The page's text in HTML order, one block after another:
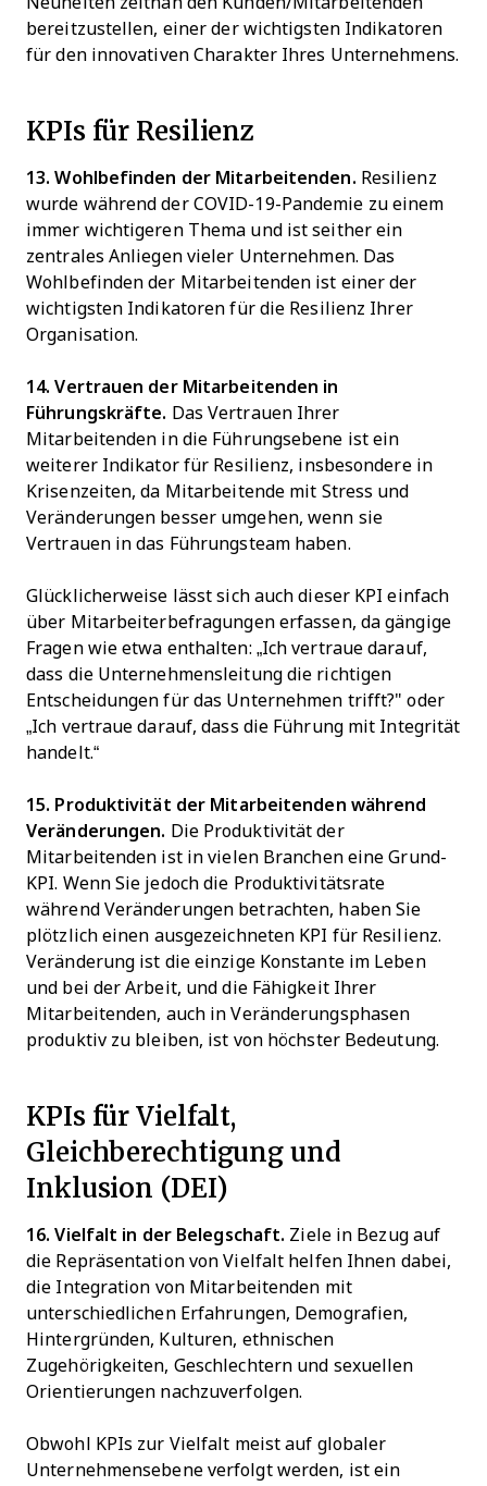
bereitzustellen, einer der wichtigsten Indikatoren
für den innovativen Charakter Ihres Unternehmens.
KPIs für Resilienz
13. Wohlbefinden der Mitarbeitenden. Resilienz
wurde während der COVID-19-Pandemie zu einem
immer wichtigeren Thema und ist seither ein
zentrales Anliegen vieler Unternehmen. Das
Wohlbefinden der Mitarbeitenden ist einer der
wichtigsten Indikatoren für die Resilienz Ihrer
Organisation.
14. Vertrauen der Mitarbeitenden in
Führungskräfte. Das Vertrauen Ihrer
Mitarbeitenden in die Führungsebene ist ein
weiterer Indikator für Resilienz, insbesondere in
Krisenzeiten, da Mitarbeitende mit Stress und
Veränderungen besser umgehen, wenn sie
Vertrauen in das Führungsteam haben.
Glücklicherweise lässt sich auch dieser KPI einfach
über Mitarbeiterbefragungen erfassen, da gängige
Fragen wie etwa enthalten: „Ich vertraue darauf,
dass die Unternehmensleitung die richtigen
Entscheidungen für das Unternehmen trifft?" oder
„Ich vertraue darauf, dass die Führung mit Integrität
handelt.“
15. Produktivität der Mitarbeitenden während
Veränderungen. Die Produktivität der
Mitarbeitenden ist in vielen Branchen eine Grund-
KPI. Wenn Sie jedoch die Produktivitätsrate
während Veränderungen betrachten, haben Sie
plötzlich einen ausgezeichneten KPI für Resilienz.
Veränderung ist die einzige Konstante im Leben
und bei der Arbeit, und die Fähigkeit Ihrer
Mitarbeitenden, auch in Veränderungsphasen
produktiv zu bleiben, ist von höchster Bedeutung.
KPIs für Vielfalt,
Gleichberechtigung und
Inklusion (DEI)
16. Vielfalt in der Belegschaft. Ziele in Bezug auf
die Repräsentation von Vielfalt helfen Ihnen dabei,
die Integration von Mitarbeitenden mit
unterschiedlichen Erfahrungen, Demografien,
Hintergründen, Kulturen, ethnischen
Zugehörigkeiten, Geschlechtern und sexuellen
Orientierungen nachzuverfolgen.
Obwohl KPIs zur Vielfalt meist auf globaler
Unternehmensebene verfolgt werden, ist ein